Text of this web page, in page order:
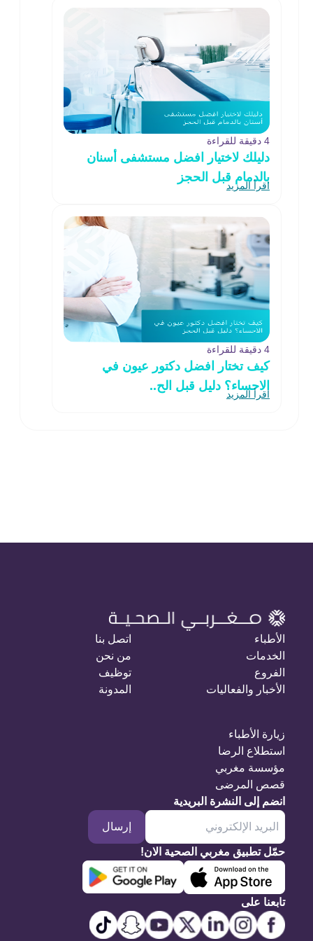
4 دقيقة للقراءة
دليلك لاختيار افضل مستشفى أسنان
بالدمام قبل الحجز
اقرأ المزيد
4 دقيقة للقراءة
كيف تختار افضل دكتور عيون في
الاحساء؟ دليل قبل الح..
اقرأ المزيد
الأطباء
الخدمات
الفروع
الأخبار والفعاليات
اتصل بنا
من نحن
توظيف
المدونة
زيارة الأطباء
استطلاع الرضا
مؤسسة مغربي
قصص المرضى
انضم إلى النشرة البريدية
إرسال
حمّل تطبيق مغربي الصحية الان!
تابعنا على